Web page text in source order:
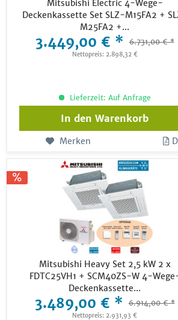
Mitsubishi Electric 4-Wege-
Deckenkassette Set SLZ-M15FA2 +
M25FA2 +...
3.449,00 € * 6.731,00 € *
Nettopreis: 2.898,32 €
Lieferzeit: Auf Anfrage
In den Warenkorb
Merken
Mitsubishi Heavy Set 2,5 kW 2 x
FDTC25VH1 + SCM40ZS-W 4-
Deckenkassette...
3.489,00 € * 6.914,00 € *
Nettopreis: 2.931,93 €